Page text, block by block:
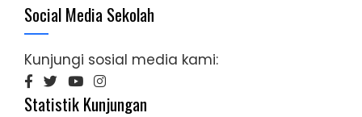
Social Media Sekolah
Kunjungi sosial media kami:
Statistik Kunjungan